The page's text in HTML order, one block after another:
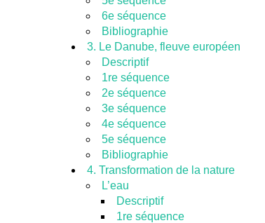
6e séquence
Bibliographie
3. Le Danube, fleuve européen
Descriptif
1re séquence
2e séquence
3e séquence
4e séquence
5e séquence
Bibliographie
4. Transformation de la nature
L’eau
Descriptif
1re séquence